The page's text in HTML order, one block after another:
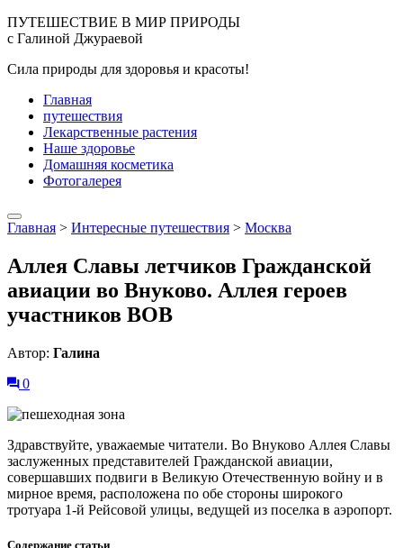
ПУТЕШЕСТВИЕ В МИР ПРИРОДЫ
с Галиной Джураевой
Сила природы для здоровья и красоты!
Главная
путешествия
Лекарственные растения
Наше здоровье
Домашняя косметика
Фотогалерея
Главная > Интересные путешествия > Москва
Аллея Славы летчиков Гражданской
авиации во Внуково. Аллея героев
участников ВОВ
Автор: Галина
0
Здравствуйте, уважаемые читатели. Во Внуково Аллея Славы
заслуженных представителей Гражданской авиации,
совершавших подвиги в Великую Отечественную войну и в
мирное время, расположена по обе стороны широкого
тротуара 1-й Рейсовой улицы, ведущей из поселка в аэропорт.
Содержание статьи